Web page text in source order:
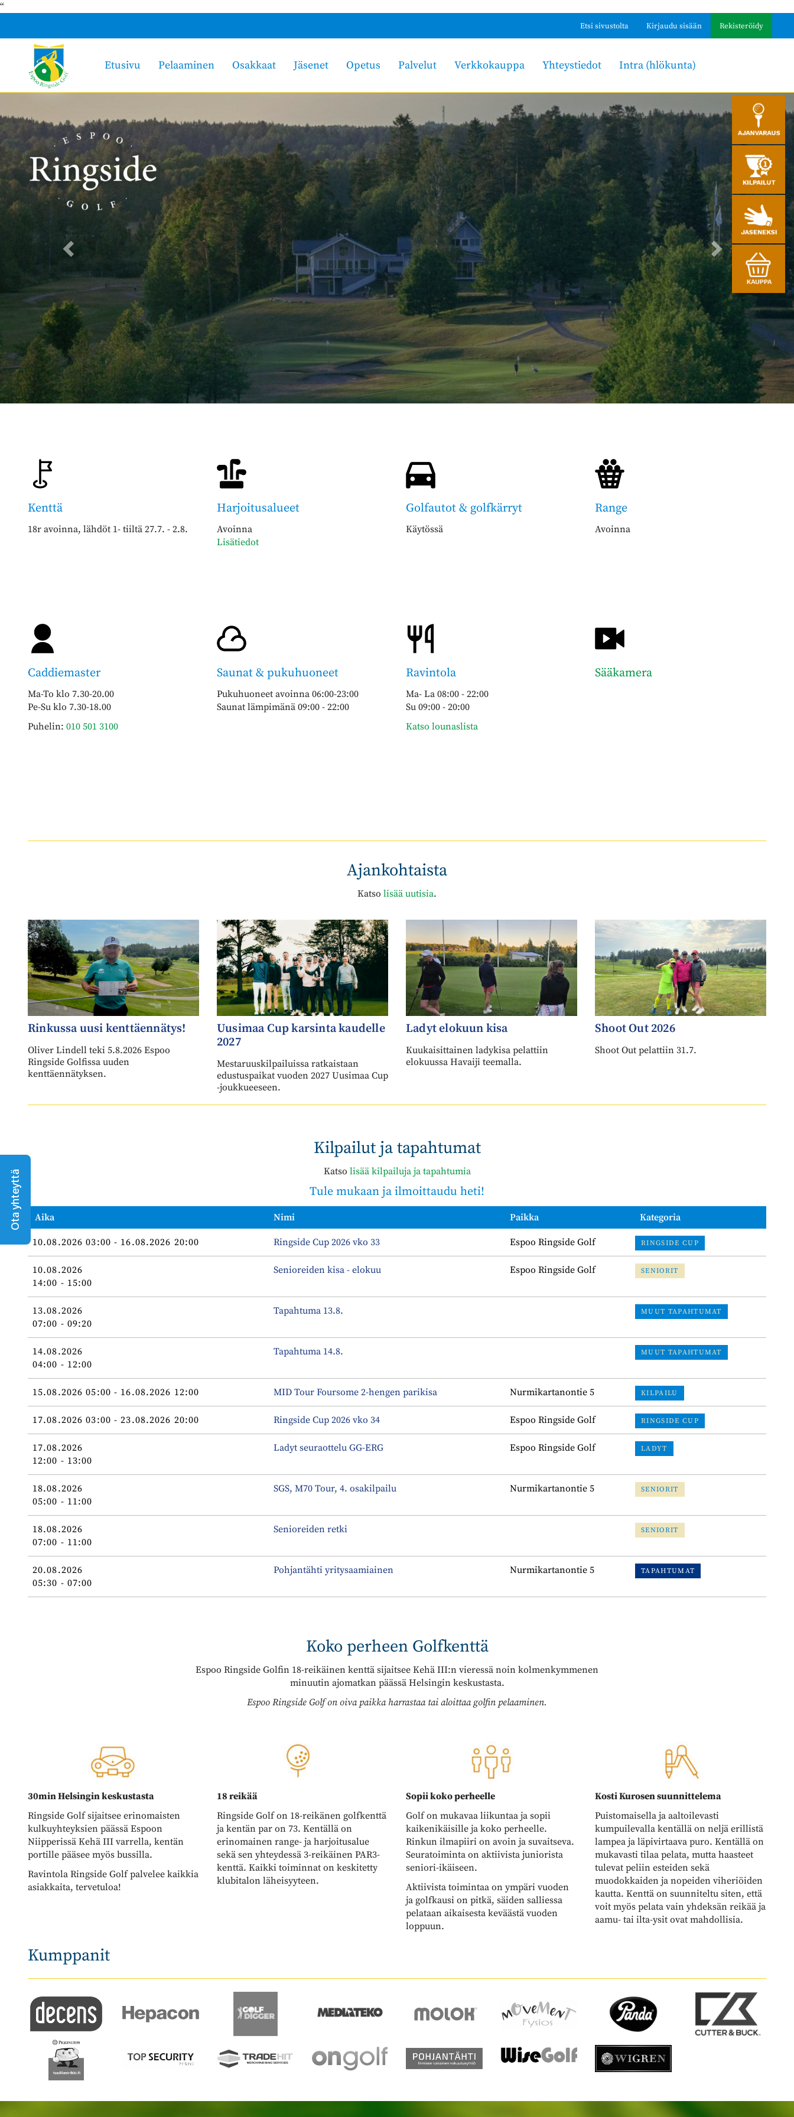
Ota yhteyttä
“
Etsi sivustolta Kirjaudu sisään Rekisteröidy
Etusivu Pelaaminen Osakkaat Jäsenet Opetus Palvelut Verkkokauppa Yhteystiedot Intra (hlökunta)
Pelaa parhaassa seurassa!
Kenttä
18r avoinna, lähdöt 1- tiiltä 27.7. - 2.8.
Harjoitusalueet
Avoinna
Lisätiedot
Golfautot & golfkärryt
Käytössä
Range
Avoinna
Caddiemaster
Ma-To klo 7.30-20.00
Pe-Su klo 7.30-18.00
Puhelin: 010 501 3100
Saunat & pukuhuoneet
Pukuhuoneet avoinna 06:00-23:00
Saunat lämpimänä 09:00 - 22:00
Ravintola
Ma- La 08:00 - 22:00
Su 09:00 - 20:00
Katso lounaslista
Sääkamera
Ajankohtaista
Katso lisää uutisia
Rinkussa uusi kenttäennätys!
Oliver Lindell teki 5.8.2026 Espoo
Ringside Golfissa uuden
kenttäennätyksen.
Uusimaa Cup karsinta kaudelle
2027
Mestaruuskilpailuissa ratkaistaan
edustuspaikat vuoden 2027 Uusimaa Cup
-joukkueeseen.
Ladyt elokuun kisa
Kuukaisittainen ladykisa pelattiin
elokuussa Havaiji teemalla.
Shoot Out 2026
Shoot Out pelattiin 31.7.
Kilpailut ja tapahtumat
Katso lisää kilpailuja ja tapahtumia
Tule mukaan ja ilmoittaudu heti!
Aika Nimi Paikka Kategoria
10.08.2026 03:00 - 16.08.2026 20:00 Ringside Cup 2026 vko 33 Espoo Ringside Golf RINGSIDE CUP
10.08.2026
14:00 - 15:00
Senioreiden kisa - elokuu Espoo Ringside Golf SENIORIT
13.08.2026
07:00 - 09:20
Tapahtuma 13.8. MUUT TAPAHTUMAT
14.08.2026
04:00 - 12:00
Tapahtuma 14.8. MUUT TAPAHTUMAT
15.08.2026 05:00 - 16.08.2026 12:00 MID Tour Foursome 2-hengen parikisa Nurmikartanontie 5 KILPAILU
17.08.2026 03:00 - 23.08.2026 20:00 Ringside Cup 2026 vko 34 Espoo Ringside Golf RINGSIDE CUP
17.08.2026
12:00 - 13:00
Ladyt seuraottelu GG-ERG Espoo Ringside Golf LADYT
18.08.2026
05:00 - 11:00
SGS, M70 Tour, 4. osakilpailu Nurmikartanontie 5 SENIORIT
18.08.2026
07:00 - 11:00
Senioreiden retki SENIORIT
20.08.2026
05:30 - 07:00
Pohjantähti yritysaamiainen Nurmikartanontie 5 TAPAHTUMAT
​​​​​​​Koko perheen Golfkenttä
Espoo Ringside Golfin 18-reikäinen kenttä sijaitsee Kehä III:n vieressä noin ​​​​​​​kolmenkymmenen
minuutin ajomatkan päässä Helsingin keskustasta.
Espoo Ringside Golf on oiva paikka harrastaa tai aloittaa golfin pelaaminen.
30min Helsingin keskustasta
Ringside Golf sijaitsee erinomaisten
kulkuyhteyksien päässä Espoon
Niipperissä Kehä III varrella, kentän
portille pääsee myös bussilla.
Ravintola Ringside Golf palvelee kaikkia
asiakkaita, tervetuloa!
18 reikää
Ringside Golf on 18-reikänen golfkenttä
ja kentän par on 73. Kentällä on
erinomainen range- ja harjoitusalue
sekä sen yhteydessä 3-reikäinen PAR3-
kenttä. Kaikki toiminnat on keskitetty
klubitalon läheisyyteen.
Sopii koko perheelle
Golf on mukavaa liikuntaa ja sopii
kaikenikäisille ja koko perheelle.
Rinkun ilmapiiri on avoin ja suvaitseva.
Seuratoiminta on aktiivista juniorista
seniori-ikäiseen.
Aktiivista toimintaa on ympäri vuoden
ja golfkausi on pitkä, säiden salliessa
pelataan aikaisesta keväästä vuoden
loppuun.
Kosti Kurosen suunnittelema
Puistomaisella ja aaltoilevasti
kumpuilevalla kentällä on neljä erillistä
lampea ja läpivirtaava puro. Kentällä on
mukavasti tilaa pelata, mutta haasteet
tulevat peliin esteiden sekä
muodokkaiden ja nopeiden viheriöiden
kautta. Kenttä on suunniteltu siten, että
voit myös pelata vain yhdeksän reikää ja
aamu- tai ilta-ysit ovat mahdollisia.
Kumppanit​​​​​​​